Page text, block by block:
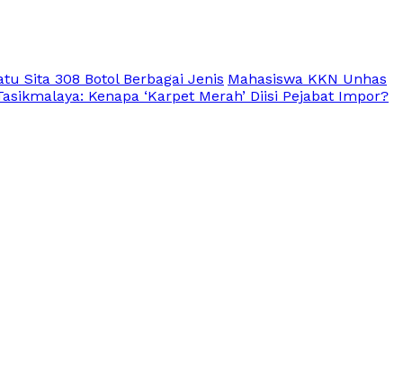
Sita 308 Botol Berbagai Jenis Mahasiswa KKN Unhas
Kenapa ‘Karpet Merah’ Diisi Pejabat Impor?